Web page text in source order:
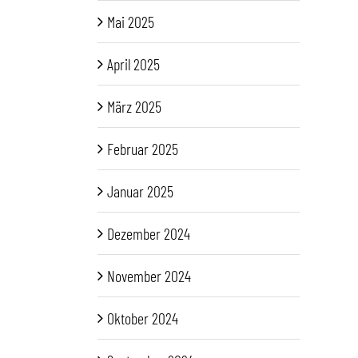
Mai 2025
April 2025
März 2025
Februar 2025
Januar 2025
Dezember 2024
November 2024
Oktober 2024